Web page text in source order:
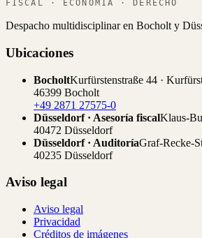
FISCAL · ECONOMÍA · DERECHO
Despacho multidisciplinar en Bocholt y
Ubicaciones
BocholtKurfürstenstraße 44 ·
46399 Bocholt
+49 2871 27575-0
Düsseldorf · Asesoría fiscalKlaus-
40472 Düsseldorf
Düsseldorf · AuditoríaGraf-Recke-
40235 Düsseldorf
Aviso legal
Aviso legal
Privacidad
Créditos de imágenes